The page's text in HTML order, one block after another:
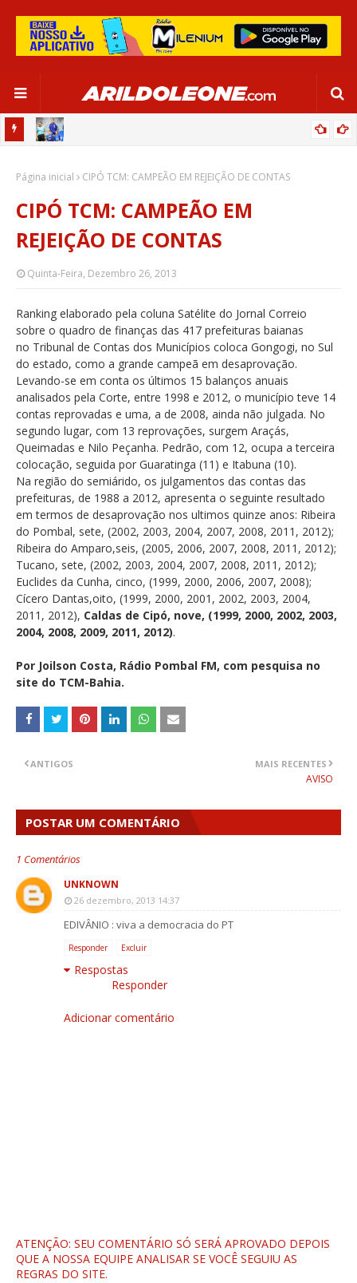
SALVADOR
Página inicial CIPÓ TCM: CAMPEÃO EM REJEIÇÃO DE CONTAS
CIPÓ TCM: CAMPEÃO EM
REJEIÇÃO DE CONTAS
Quinta-Feira, Dezembro 26, 2013
Ranking elaborado pela coluna Satélite do Jornal Correio
sobre o quadro de finanças das 417 prefeituras baianas
no Tribunal de Contas dos Municípios coloca Gongogi, no Sul
do estado, como a grande campeã em desaprovação.
Levando-se em conta os últimos 15 balanços anuais
analisados pela Corte, entre 1998 e 2012, o município teve 14
contas reprovadas e uma, a de 2008, ainda não julgada. No
segundo lugar, com 13 reprovações, surgem Araçás,
Queimadas e Nilo Peçanha. Pedrão, com 12, ocupa a terceira
colocação, seguida por Guaratinga (11) e Itabuna (10).
Na região do semiárido, os julgamentos das contas das
prefeituras, de 1988 a 2012, apresenta o seguinte resultado
em termos de desaprovação nos ultimos quinze anos: Ribeira
do Pombal, sete, (2002, 2003, 2004, 2007, 2008, 2011, 2012);
Ribeira do Amparo,seis, (2005, 2006, 2007, 2008, 2011, 2012);
Tucano, sete, (2002, 2003, 2004, 2007, 2008, 2011, 2012);
Euclides da Cunha, cinco, (1999, 2000, 2006, 2007, 2008);
Cícero Dantas,oito, (1999, 2000, 2001, 2002, 2003, 2004,
2011, 2012), Caldas de Cipó, nove, (1999, 2000, 2002, 2003,
2004, 2008, 2009, 2011, 2012).
Por Joilson Costa, Rádio Pombal FM, com pesquisa no
site do TCM-Bahia.
MAIS RECENTES
AVISO
ANTIGOS
POSTAR UM COMENTÁRIO
1 Comentários
UNKNOWN
26 dezembro, 2013 14:37
EDIVÂNIO : viva a democracia do PT
Responder Excluir
Respostas
Responder
Adicionar comentário
ATENÇÃO: SEU COMENTÁRIO SÓ SERÁ APROVADO DEPOIS
QUE A NOSSA EQUIPE ANALISAR SE VOCÊ SEGUIU AS
REGRAS DO SITE.